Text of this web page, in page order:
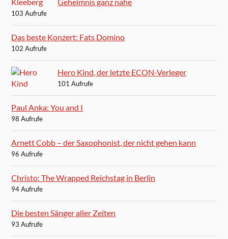
103 Aufrufe
Das beste Konzert: Fats Domino
102 Aufrufe
Hero Kind, der letzte ECON-Verleger
101 Aufrufe
Paul Anka: You and I
98 Aufrufe
Arnett Cobb – der Saxophonist, der nicht gehen kann
96 Aufrufe
Christo: The Wrapped Reichstag in Berlin
94 Aufrufe
Die besten Sänger aller Zeiten
93 Aufrufe